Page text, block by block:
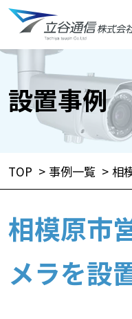
設置事例
TOP 事例一覧 相
相模原市
メラを設